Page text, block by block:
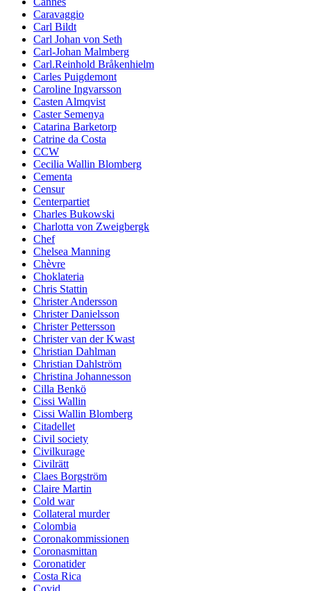
Caravaggio
Carl Bildt
Carl Johan von Seth
Carl-Johan Malmberg
Carl.Reinhold Bråkenhielm
Carles Puigdemont
Caroline Ingvarsson
Casten Almqvist
Caster Semenya
Catarina Barketorp
Catrine da Costa
CCW
Cecilia Wallin Blomberg
Cementa
Censur
Centerpartiet
Charles Bukowski
Charlotta von Zweigbergk
Chef
Chelsea Manning
Chèvre
Choklateria
Chris Stattin
Christer Andersson
Christer Danielsson
Christer Pettersson
Christer van der Kwast
Christian Dahlman
Christian Dahlström
Christina Johannesson
Cilla Benkö
Cissi Wallin
Cissi Wallin Blomberg
Citadellet
Civil society
Civilkurage
Civilrätt
Claes Borgström
Claire Martin
Cold war
Collateral murder
Colombia
Coronakommissionen
Coronasmittan
Coronatider
Costa Rica
Covid